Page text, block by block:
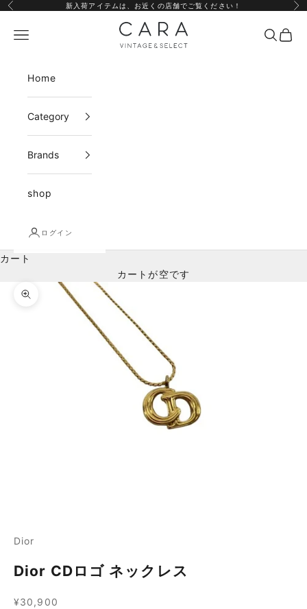
コンテンツへスキップ
前へ 新入荷アイテムは、 お近くの店舗でご覧ください！ 次
CARA vintage&select
メニュー 検索カー
Home
Category
Brands
shop
ログイン
カート
カートが空です
ズームイン
Dior
Dior CDロゴ ネックレス
セール価格
¥30,900